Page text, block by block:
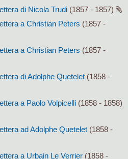
di Nicola Trudi (1857 - 1857)
a Christian Peters (1857 -
a Christian Peters (1857 -
di Adolphe Quetelet (1858 -
a Paolo Volpicelli (1858 - 1858)
ad Adolphe Quetelet (1858 -
a Urbain Le Verrier (1858 -